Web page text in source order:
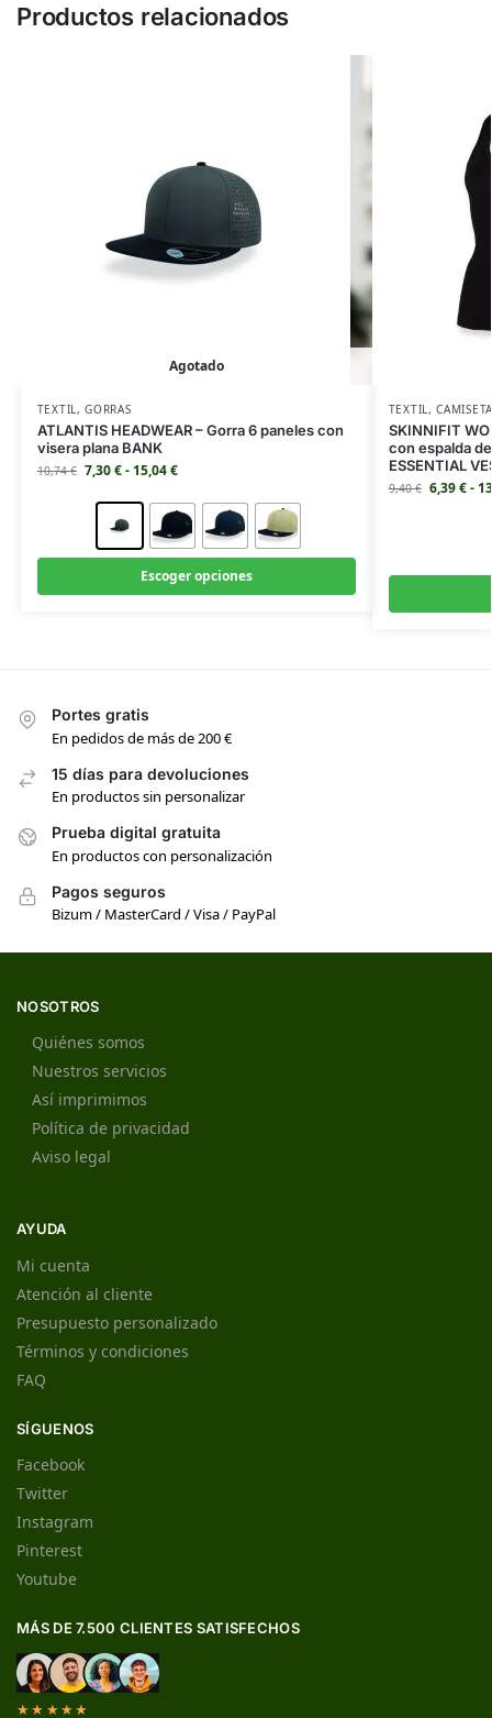
Productos relacionados
Agotado
TEXTIL,GORRAS
ATLANTIS HEADWEAR – Gorra 6 paneles con
visera plana BANK
10,74€ 7,30€- 15,04€
Escoger opciones
TEXTIL,
SKINNIFIT
con espalda
ESSENTIAL
9,40€ 6,39€-
Portes gratis
En pedidos de más de 200 €
15 días para devoluciones
En productos sin personalizar
Prueba digital gratuita
En productos con personalización
Pagos seguros
Bizum / MasterCard / Visa / PayPal
NOSOTROS
Quiénes somos
Nuestros servicios
Así imprimimos
Política de privacidad
Aviso legal
AYUDA
Mi cuenta
Atención al cliente
Presupuesto personalizado
Términos y condiciones
FAQ
SÍGUENOS
Facebook
Twitter
Instagram
Pinterest
Youtube
MÁS DE 7.500 CLIENTES SATISFECHOS
★★★★★